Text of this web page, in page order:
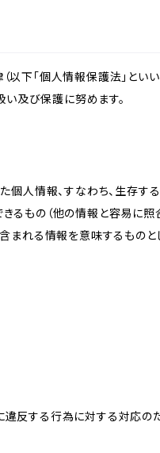
「個人情報保護法」といい
い及び保護に努めます。
個人情報、すなわち、生存す
もの（他の情報と容易に照
まれる情報を意味するものと
に違反する行為に対する対応の